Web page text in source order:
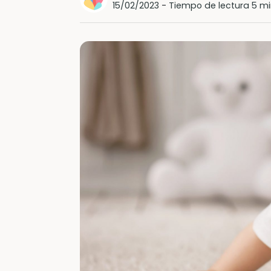
15/02/2023 - Tiempo de lectura 5